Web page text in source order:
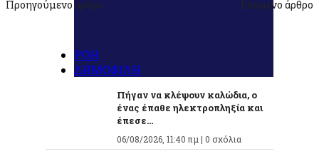
Προηγούμενο άρθρο Επόμενο άρθρο
ΡΟΗ
ΔΗΜΟΦΙΛΗ
Πήγαν να κλέψουν καλώδια, ο
ένας έπαθε ηλεκτροπληξία και
έπεσε...
06/08/2026, 11:40 πμ | 0 σχόλια